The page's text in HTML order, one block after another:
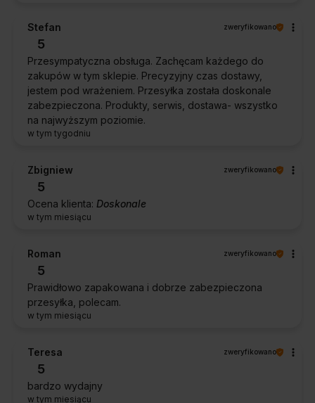
Stefan zweryfikowano
5
Przesympatyczna obsługa. Zachęcam każdego do
zakupów w tym sklepie. Precyzyjny czas dostawy,
jestem pod wrażeniem. Przesyłka została doskonale
zabezpieczona. Produkty, serwis, dostawa- wszystko
na najwyższym poziomie.
w tym tygodniu
Zbigniew zweryfikowano
5
Ocena klienta: Doskonale
w tym miesiącu
Roman zweryfikowano
5
Prawidłowo zapakowana i dobrze zabezpieczona
przesyłka, polecam.
w tym miesiącu
Teresa zweryfikowano
5
bardzo wydajny
w tym miesiącu